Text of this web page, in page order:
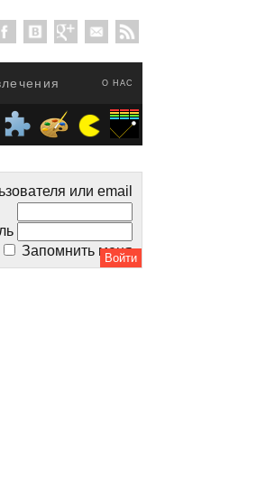
О НАС
или email
Запомнить меня